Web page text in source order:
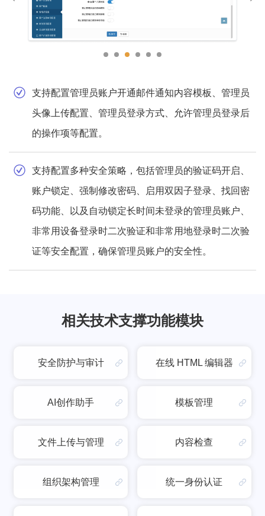
支持配置管理员账户开通邮件通知内容模板、管理员
头像上传配置、管理员登录方式、允许管理员登录后
的操作项等配置。
支持配置多种安全策略，包括管理员的验证码开启、
账户锁定、强制修改密码、启用双因子登录、找回密
码功能、以及自动锁定长时间未登录的管理员账户、
非常用设备登录时二次验证和非常用地登录时二次验
证等安全配置，确保管理员账户的安全性。
相关技术支撑功能模块
安全防护与审计 在线 HTML 编辑器
AI创作助手 模板管理
文件上传与管理 内容检查
组织架构管理 统一身份认证